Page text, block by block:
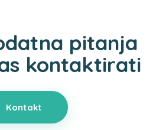
pitanja
kontaktirati
Kontakt